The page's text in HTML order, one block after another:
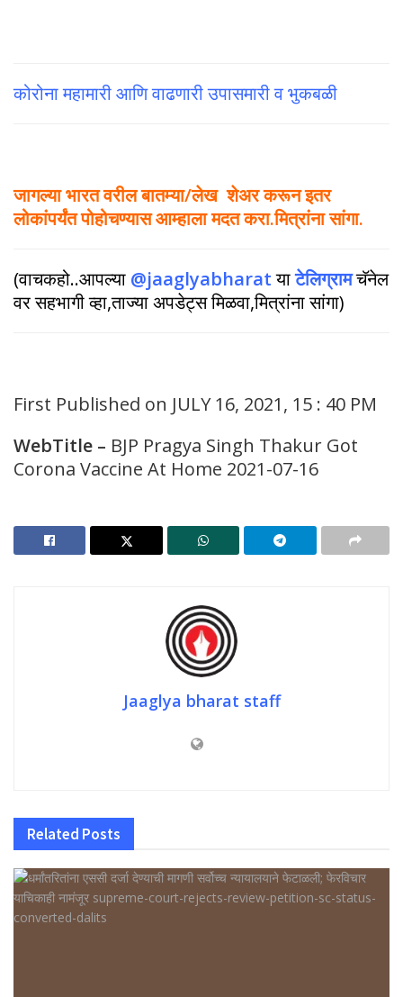
कोरोना महामारी आणि वाढणारी उपासमारी व भुकबळी
जागल्या भारत वरील बातम्या/लेख शेअर करून इतर
लोकांपर्यंत पोहोचण्यास आम्हाला मदत करा.मित्रांना सांगा.
(वाचकहो..आपल्या @jaaglyabharat याटेलिग्रामचॅनेल
वर सहभागी व्हा,ताज्या अपडेट्स मिळवा,मित्रांना सांगा)
First Published on JULY 16, 2021, 15 : 40 PM
WebTitle – BJP Pragya Singh Thakur Got
Corona Vaccine At Home 2021-07-16
Jaaglya bharat staff
Related Posts